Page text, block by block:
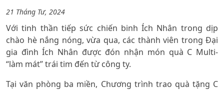
21 Tháng Tư, 2024
Với tinh thần tiếp sức chiến binh Ích Nhân trong dịp
chào hè nắng nóng, vừa qua, các thành viên trong Đại
gia đình Ích Nhân được đón nhận món quà C Multi-
“làm mát” trái tim đến từ công ty.
Tại văn phòng ba miền, Chương trình trao quà tặng C